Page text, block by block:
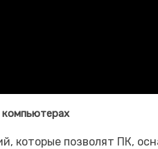
компьютерах
которые позволят ПК,